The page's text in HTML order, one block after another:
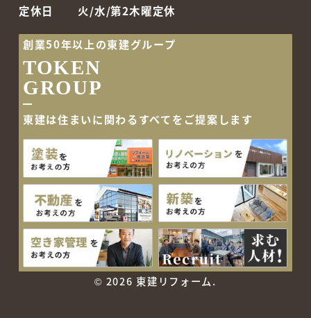
定休日
火/水/第2木曜定休
創業50年以上の東建グループ
TOKEN
GROUP
東建は住まいに関わるすべてをご提案します
© 2026 東建リフォーム.